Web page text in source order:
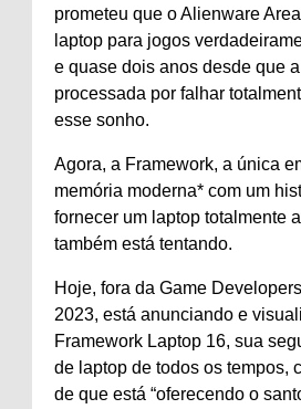
prometeu que o Alienware
laptop para jogos
e quase dois anos desde que
processada por falhar
esse sonho.
Agora, a Framework, a única
memória moderna* com um
fornecer um laptop totalmente
também está tentando.
Hoje, fora da Game
2023, está anunciando e
Framework Laptop 16, sua
de laptop de todos os tempos,
de que está “oferecendo o